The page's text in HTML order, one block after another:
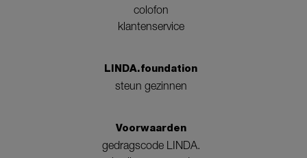
colofon
klantenservice
LINDA.foundation
steun gezinnen
Voorwaarden
gedragscode LINDA.